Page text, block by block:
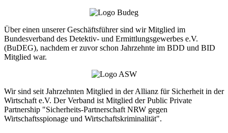
Über einen unserer Geschäftsführer sind wir Mitglied im
Bundesverband des Detektiv- und Ermittlungsgewerbes e.V.
(BuDEG), nachdem er zuvor schon Jahrzehnte im BDD und BID
Mitglied war.
Wir sind seit Jahrzehnten Mitglied in der Allianz für Sicherheit in der
Wirtschaft e.V. Der Verband ist Mitglied der Public Private
Partnership "Sicherheits-Partnerschaft NRW gegen
Wirtschaftsspionage und Wirtschaftskriminalität".